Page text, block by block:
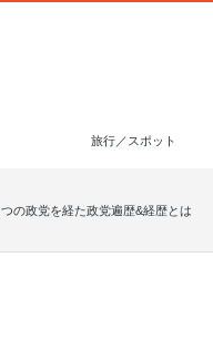
旅行／スポット
の政党を経た政党遍歴&経歴とは